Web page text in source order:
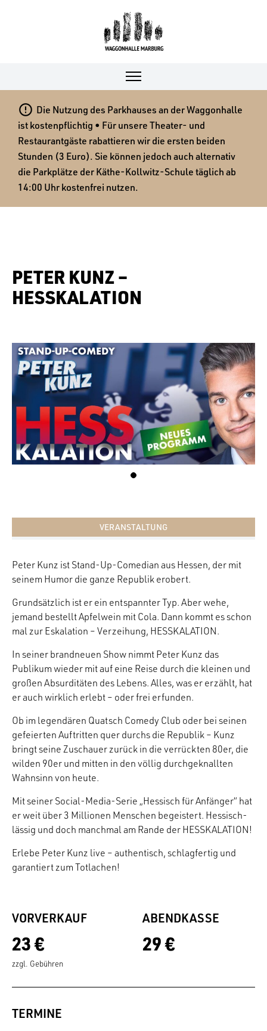
 Die Nutzung des Parkhauses an der Waggonhalle
ist kostenpflichtig • Für unsere Theater- und
Restaurantgäste rabattieren wir die ersten beiden
Stunden (3 Euro). Sie können jedoch auch alternativ
die Parkplätze der Käthe-Kollwitz-Schule täglich ab
14:00 Uhr kostenfrei nutzen.
PETER KUNZ –
HESSKALATION
VERANSTALTUNG
Peter Kunz ist Stand-Up-Comedian aus Hessen, der mit
seinem Humor die ganze Republik erobert.
Grundsätzlich ist er ein entspannter Typ. Aber wehe,
jemand bestellt Apfelwein mit Cola. Dann kommt es schon
mal zur Eskalation – Verzeihung, HESSKALATION.
In seiner brandneuen Show nimmt Peter Kunz das
Publikum wieder mit auf eine Reise durch die kleinen und
großen Absurditäten des Lebens. Alles, was er erzählt, hat
er auch wirklich erlebt – oder frei erfunden.
Ob im legendären Quatsch Comedy Club oder bei seinen
gefeierten Auftritten quer durchs die Republik – Kunz
bringt seine Zuschauer zurück in die verrückten 80er, die
wilden 90er und mitten in den völlig durchgeknallten
Wahnsinn von heute.
Mit seiner Social-Media-Serie „Hessisch für Anfänger“ hat
er weit über 3 Millionen Menschen begeistert. Hessisch-
lässig und doch manchmal am Rande der HESSKALATION!
Erlebe Peter Kunz live – authentisch, schlagfertig und
garantiert zum Totlachen!
VORVERKAUF
23 €
zzgl. Gebühren
ABENDKASSE
29 €
TERMINE